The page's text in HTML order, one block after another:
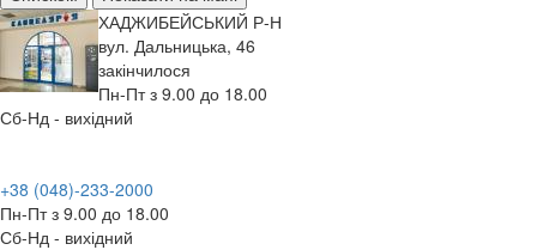
ХАДЖИБЕЙСЬКИЙ Р-Н
вул. Дальницька, 46
закінчилося
Пн-Пт з 9.00 до 18.00
Сб-Нд - вихідний
+38 (048)-233-2000
Пн-Пт з 9.00 до 18.00
Сб-Нд - вихідний